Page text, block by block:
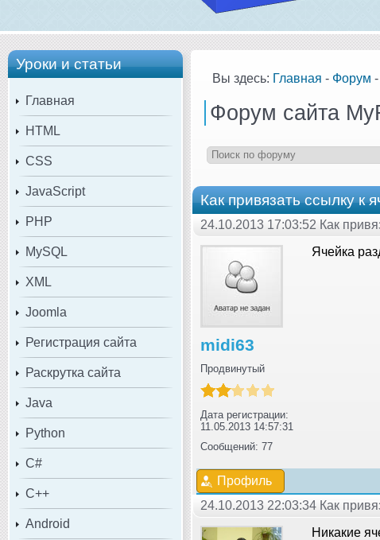
Уроки и статьи
Главная
HTML
CSS
JavaScript
PHP
MySQL
XML
Joomla
Регистрация сайта
Раскрутка сайта
Java
Python
C#
C++
Android
Вы здесь: Главная - Форум -
Форум сайта
Как привязать ссылку к
24.10.2013 17:03:52 Как
midi63
Продвинутый
Дата регистрации:
11.05.2013 14:57:31
Сообщений: 77
Ячейка
Профиль
24.10.2013 22:03:34 Как
Никакие